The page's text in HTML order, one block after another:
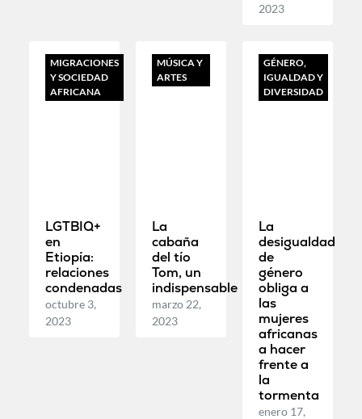
2023
MIGRACIONES
Y SOCIEDAD
AFRICANA
LGTBIQ+
en
Etiopía:
relaciones
condenadas
octubre 3,
2023
MÚSICA Y
ARTES
La
cabaña
del tío
Tom, un
indispensable
marzo 22,
2023
GÉNERO,
IGUALDAD Y
DIVERSIDAD
La
desigualdad
de
género
obliga a
las
mujeres
africanas
a hacer
frente a
la
tormenta
enero 17,